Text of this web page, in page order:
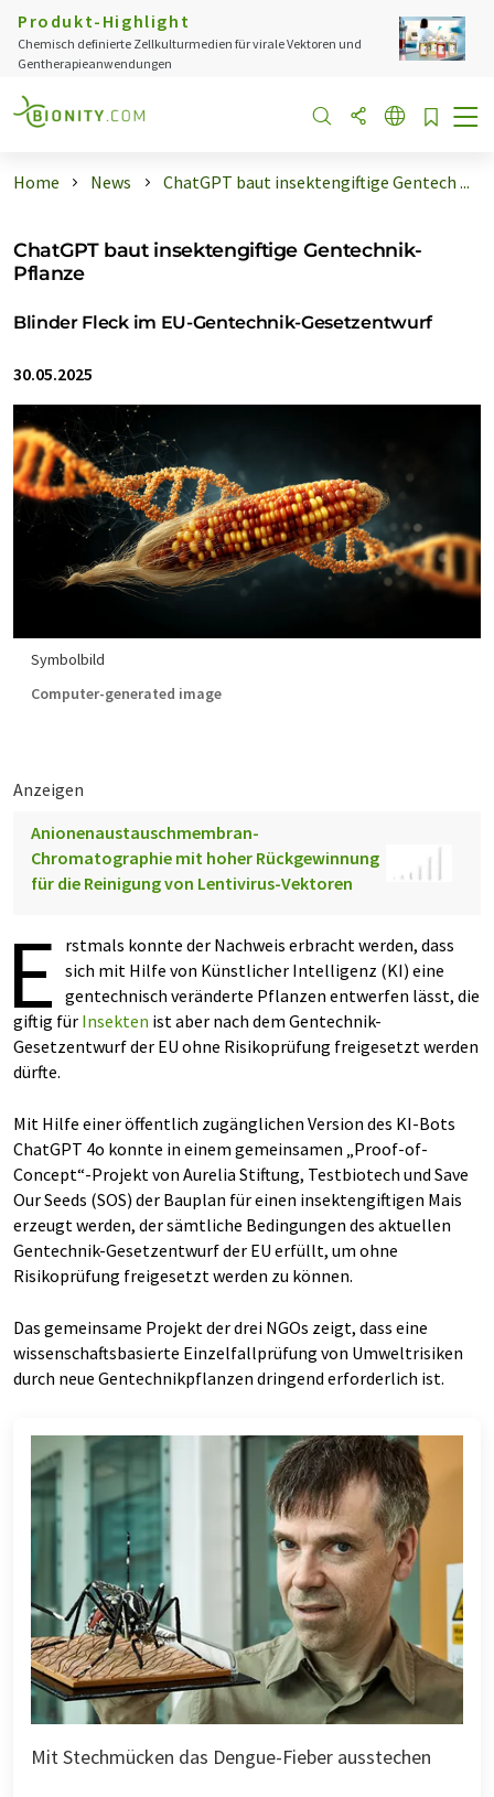
Produkt-Highlight
Chemisch definierte Zellkulturmedien für virale Vektoren und
Gentherapieanwendungen
Home News ChatGPT baut insektengiftige Gentech ...
ChatGPT baut insektengiftige Gentechnik-
Pflanze
Blinder Fleck im EU-Gentechnik-Gesetzentwurf
30.05.2025
Symbolbild
Computer-generated image
Anzeigen
Anionenaustauschmembran-
Chromatographie mit hoher Rückgewinnung
für die Reinigung von Lentivirus-Vektoren
E
rstmals konnte der Nachweis erbracht werden, dass
sich mit Hilfe von Künstlicher Intelligenz (KI) eine
gentechnisch veränderte Pflanzen entwerfen lässt, die
giftig für Insekten ist aber nach dem Gentechnik-
Gesetzentwurf der EU ohne Risikoprüfung freigesetzt werden
dürfte.
Mit Hilfe einer öffentlich zugänglichen Version des KI-Bots
ChatGPT 4o konnte in einem gemeinsamen „Proof-of-
Concept“-Projekt von Aurelia Stiftung, Testbiotech und Save
Our Seeds (SOS) der Bauplan für einen insektengiftigen Mais
erzeugt werden, der sämtliche Bedingungen des aktuellen
Gentechnik-Gesetzentwurf der EU erfüllt, um ohne
Risikoprüfung freigesetzt werden zu können.
Das gemeinsame Projekt der drei NGOs zeigt, dass eine
wissenschaftsbasierte Einzelfallprüfung von Umweltrisiken
durch neue Gentechnikpflanzen dringend erforderlich ist.
Mit Stechmücken das Dengue-Fieber ausstechen